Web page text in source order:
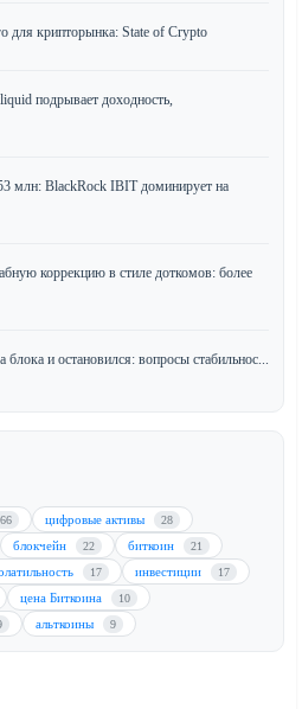
для крипторынка: State of Crypto
подрывает доходность,
млн: BlackRock IBIT доминирует на
коррекцию в стиле доткомов: более
и остановился: вопросы стабильнос...
66 цифровые активы 28
блокчейн 22 биткоин 21
17 инвестиции 17
цена Биткоина 10
альткоины 9